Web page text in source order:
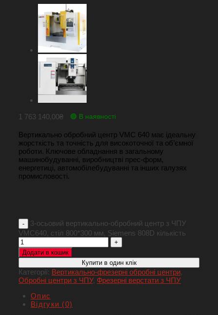
1 763 140,00₴ 🟢 В наявності
Вертикально обробний центр VMC 640 має ідеальну
жорсткість та точність для високоточної та об’ємної
роботи. Ключове обладнання в загальному
машинобудуванні, виробництві прес-форм,
енергетиці, автомобілебудуванні та інших галузях
промисловості.
3-осьовий вертикально-обробний центр з ЧПУ
VMC640, стіл 800*300 мм, Siemens 808D кількість
Додати в кошик
Купити в один клік
Категорії: Вертикально-фрезерні обробні центри,
Обробні центри з ЧПУ, Фрезерні верстати з ЧПУ
Опис
Відгуки (0)